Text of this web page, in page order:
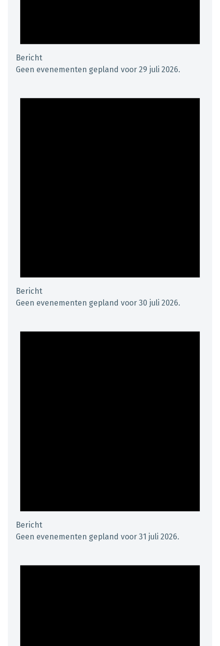
Bericht
Geen evenementen gepland voor 29 juli 2026.
Bericht
Geen evenementen gepland voor 30 juli 2026.
Bericht
Geen evenementen gepland voor 31 juli 2026.